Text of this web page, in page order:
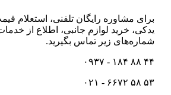
برای مشاوره رایگان تلفنی،‌ استعلام
یدکی، خرید لوازم جانبی، اطلاع از خدمات
شماره‌های زیر تماس بگیرید.
۴۴ ۸۸ ۱۸۴ - ۰۹۳۷
۵۳ ۵۸ ۶۶۷۲ - ۰۲۱